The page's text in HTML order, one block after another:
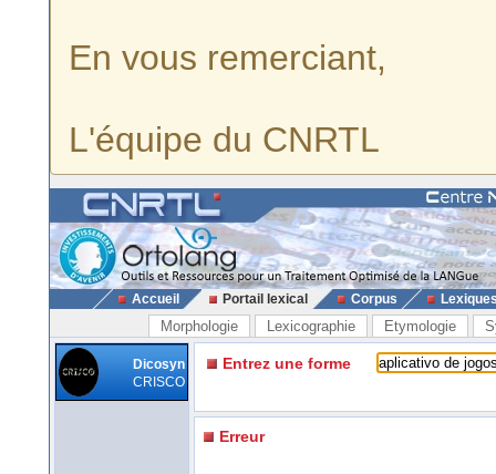
En vous remerciant,
L'équipe du CNRTL
Accueil Portail lexical Corpus
Morphologie Lexicographie Etymologie
Dicosyn
CRISCO
Entrez une forme
Erreur